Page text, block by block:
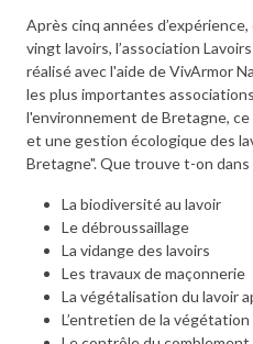
Après cinq années
vingt lavoirs, l’association
réalisé avec l'aide de VivArmor
les plus importantes
l'environnement de Bretagne,
et une gestion écologique des
Bretagne". Que trouve t-on dans
La biodiversité au lavoir
Le débroussaillage
La vidange des lavoirs
Les travaux de maçonnerie
La végétalisation du lavoir
L’entretien de la